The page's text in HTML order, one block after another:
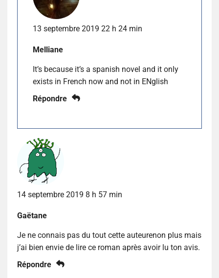
13 septembre 2019 22 h 24 min
Melliane
It’s because it’s a spanish novel and it only
exists in French now and not in ENglish
Répondre
14 septembre 2019 8 h 57 min
Gaëtane
Je ne connais pas du tout cette auteurenon plus mais
j’ai bien envie de lire ce roman après avoir lu ton avis.
Répondre